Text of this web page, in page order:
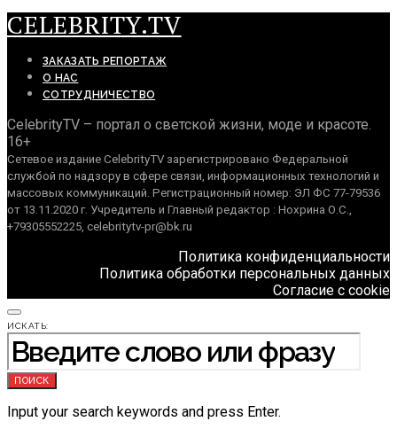
CELEBRITY.TV
ЗАКАЗАТЬ РЕПОРТАЖ
О НАС
СОТРУДНИЧЕСТВО
CelebrityTV – портал о светской жизни, моде и красоте.
16+
Сетевое издание CelebrityTV зарегистрировано Федеральной
службой по надзору в сфере связи, информационных технологий и
массовых коммуникаций. Регистрационный номер: ЭЛ ФС 77-79536
от 13.11.2020 г. Учредитель и Главный редактор : Нохрина О.С.,
+79305552225, celebritytv-pr@bk.ru
Политика конфиденциальности
Политика обработки персональных данных
Согласие с cookie
ИСКАТЬ:
ПОИСК
Input your search keywords and press Enter.